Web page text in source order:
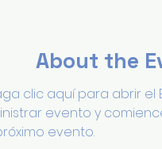
About the
clic aquí para abrir
evento y
evento.